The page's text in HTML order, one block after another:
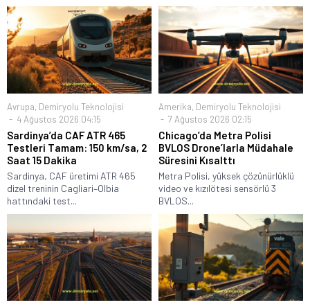
Avrupa, Demiryolu Teknolojisi
4 Ağustos 2026 04:15
Sardinya’da CAF ATR 465
Testleri Tamam: 150 km/sa, 2
Saat 15 Dakika
Sardinya, CAF üretimi ATR 465
dizel treninin Cagliari–Olbia
hattındaki test...
Amerika, Demiryolu Teknolojisi
7 Ağustos 2026 02:15
Chicago’da Metra Polisi
BVLOS Drone’larla Müdahale
Süresini Kısalttı
Metra Polisi, yüksek çözünürlüklü
video ve kızılötesi sensörlü 3
BVLOS...